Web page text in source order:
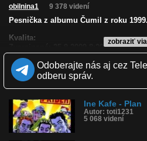
zobraziť
obilnina1 9 378 videní
Pesnička z albumu Čumil z roku
Kvalita:
Páči sa: 80% (15 hlasov)
Obľúbené: 2
Komentárov: 15
Tagy: vianoce, ine, kafe
História sledovanosti videa:
Odoberajte nás aj cez
odberu správ.
Ine Kafe - Plan
Autor: toti1231
5 068 videní